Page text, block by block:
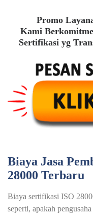
Promo
Kami
Sertifikasi yg
Biaya Jasa
28000 Terbaru
Biaya sertifikasi ISO
seperti, apakah